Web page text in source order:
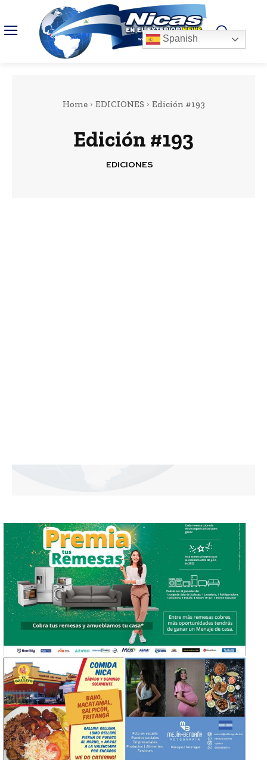
Home EDICIONES Edición #193
Edición #193
EDICIONES
Spanish